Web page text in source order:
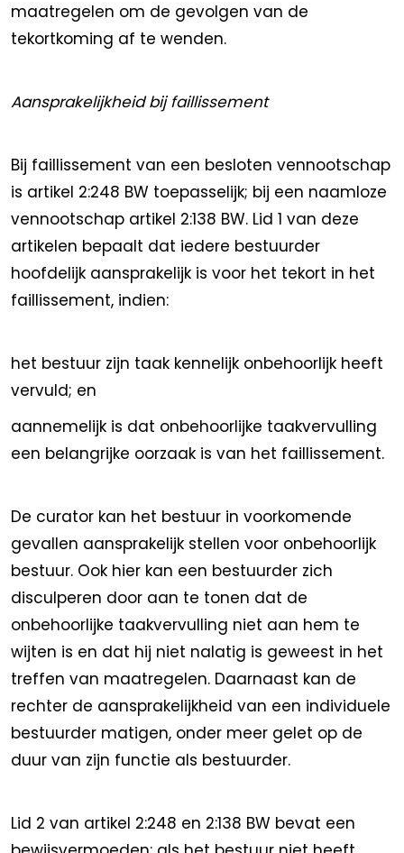
maatregelen om de gevolgen van de
tekortkoming af te wenden.
Aansprakelijkheid bij faillissement
Bij faillissement van een besloten vennootschap
is artikel 2:248 BW toepasselijk; bij een naamloze
vennootschap artikel 2:138 BW. Lid 1 van deze
artikelen bepaalt dat iedere bestuurder
hoofdelijk aansprakelijk is voor het tekort in het
faillissement, indien:
het bestuur zijn taak kennelijk onbehoorlijk heeft
vervuld; en
aannemelijk is dat onbehoorlijke taakvervulling
een belangrijke oorzaak is van het faillissement.
De curator kan het bestuur in voorkomende
gevallen aansprakelijk stellen voor onbehoorlijk
bestuur. Ook hier kan een bestuurder zich
disculperen door aan te tonen dat de
onbehoorlijke taakvervulling niet aan hem te
wijten is en dat hij niet nalatig is geweest in het
treffen van maatregelen. Daarnaast kan de
rechter de aansprakelijkheid van een individuele
bestuurder matigen, onder meer gelet op de
duur van zijn functie als bestuurder.
Lid 2 van artikel 2:248 en 2:138 BW bevat een